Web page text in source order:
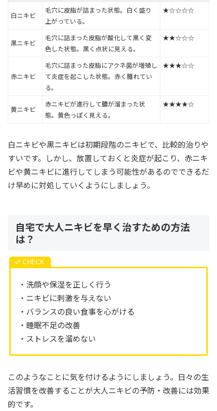
白ニキビ
毛穴に皮脂が詰まった状態。白く盛り
上がっている。
★☆☆☆☆
黒ニキビ
毛穴に詰まった皮脂が酸化して黒く変
色した状態。黒く点状に見える。
★★☆☆☆
赤ニキビ
毛穴に詰まった皮脂にアクネ菌が増殖し
て炎症を起こした状態。赤く腫れてい
る。
★★★☆☆
黄ニキビ
赤ニキビが進行して膿が溜まった状
態。黄色っぽく見える。
★★★★☆
白ニキビや黒ニキビは初期段階のニキビで、比較的治りや
すいです。しかし、放置しておくと炎症が起こり、赤ニキ
ビや黄ニキビに進行してしまう可能性があるのでできるだ
け早めに対処していくようにしましょう。
自宅で大人ニキビを早く治すための方法
は？
・洗顔や保湿を正しく行う
・ニキビに刺激を与えない
・バランスの良い食事を心がける
・睡眠不足の改善
・ストレスを溜めない
このようなことに気を付けるようにしましょう。日々の生
活習慣を改善することが大人ニキビの予防・改善には効果
的です。